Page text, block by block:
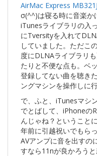
AirMac Express
σ(^^)は寝る時に音楽か
iTunesライブラリの入
にTversityを入れて
していました。ただこ
度にDLNAライブラリ
たりと不便な点も。ベ
登録してない曲を聴き
ングマシンを操作しに
で、ふと、iTunesマシ
でとばして、iPhoneの
んじゃね？ということ
年前に引越祝いでもら
AVアンプに音を出すの
すなら11nが良かろう